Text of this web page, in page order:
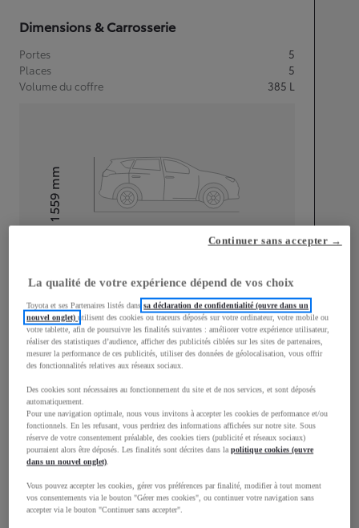
Dimensions & Carrosserie
Portes
5
Places
5
Volume du coffre
385 L
Hauteur1 559
mm
Largeur
1 760mm
Consommation mixte
Émissions CO2
Performances
La qualité de votre expérience dépend de vos choix
Toyota et ses Partenaires listés danssa déclaration de confidentialité (ouvre dans un
nouvel onglet)utilisent des cookies ou traceurs déposés sur votre ordinateur, votre mobile ou
votre tablette, afin de poursuivre les finalités suivantes : améliorer votre expérience utilisateur,
réaliser des statistiques d’audience, afficher des publicités ciblées sur les sites de partenaires,
mesurer la performance de ces publicités, utiliser des données de géolocalisation, vous offrir
des fonctionnalités relatives aux réseaux sociaux.
Des cookies sont nécessaires au fonctionnement du site et de nos services, et sont déposés
automatiquement.
Pour une navigation optimale, nous vous invitons à accepter les cookies de performance et/ou
fonctionnels. En les refusant, vous perdriez des informations affichées sur notre site. Sous
réserve de votre consentement préalable, des cookies tiers (publicité et réseaux sociaux)
pourraient alors être déposés. Les finalités sont décrites dans lapolitique cookies (ouvre
dans un nouvel onglet).
Vous pouvez accepter les cookies, gérer vos préférences par finalité, modifier à tout moment
vos consentements via le bouton "Gérer mes cookies", ou continuer votre navigation sans
accepter via le bouton "Continuer sans accepter".
Continuer sans accepter →